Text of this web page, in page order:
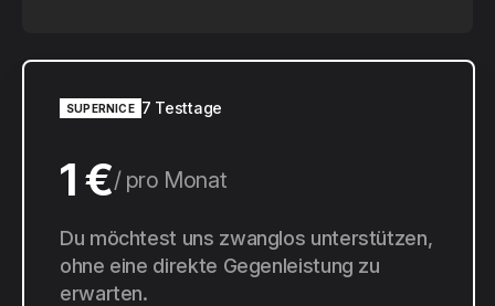
SUPERNICE 7 Testtage
1 € pro Monat
10 € pro Jahr
Du möchtest uns zwanglos unterstützen,
ohne eine direkte Gegenleistung zu
erwarten.